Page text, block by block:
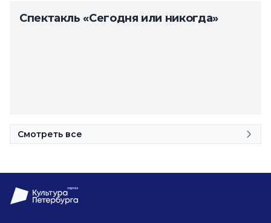
Спектакль «Сегодня или никогда»
Смотреть все